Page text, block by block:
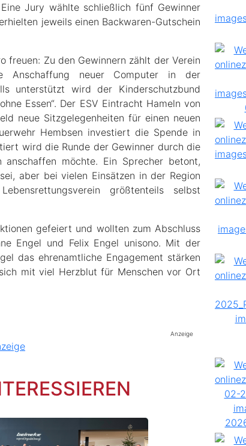
Jury wählte schließlich fünf Gewinner
jeweils einen Backwaren-Gutschein
freuen: Zu den Gewinnern zählt der Verein
neuer Computer in der
unterstützt wird der Kinderschutzbund
Essen“. Der ESV Eintracht Hameln von
neue Sitzgelegenheiten für einen neuen
Hembsen investiert die Spende in
wird die Runde der Gewinner durch die
anschaffen möchte. Ein Sprecher betont,
aber bei vielen Einsätzen in der Region
größtenteils selbst
gefeiert und wollten zum Abschluss
Engel und Felix Engel unisono. Mit der
das ehrenamtliche Engagement stärken
mit viel Herzblut für Menschen vor Ort
Anzeige